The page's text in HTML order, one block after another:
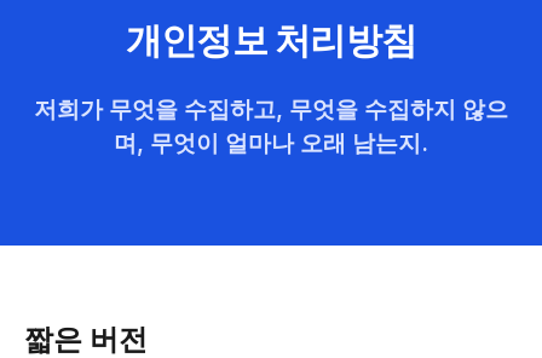
개인정보 처리방침
저희가 무엇을 수집하고, 무엇을 수집하지 않으
며, 무엇이 얼마나 오래 남는지.
짧은 버전